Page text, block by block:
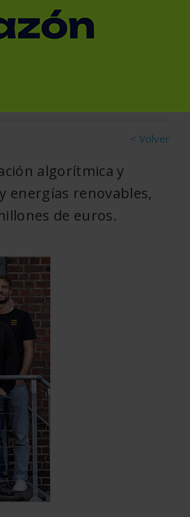
de
< Volver
algorítmica y
energías renovables,
de euros.